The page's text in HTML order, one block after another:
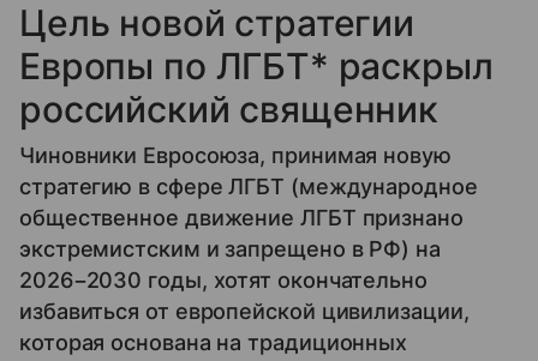
Цель новой стратегии
Европы по ЛГБТ* раскрыл
российский священник
Чиновники Евросоюза, принимая новую
стратегию в сфере ЛГБТ (международное
общественное движение ЛГБТ признано
экстремистским и запрещено в РФ) на
2026−2030 годы, хотят окончательно
избавиться от европейской цивилизации,
которая основана на традиционных